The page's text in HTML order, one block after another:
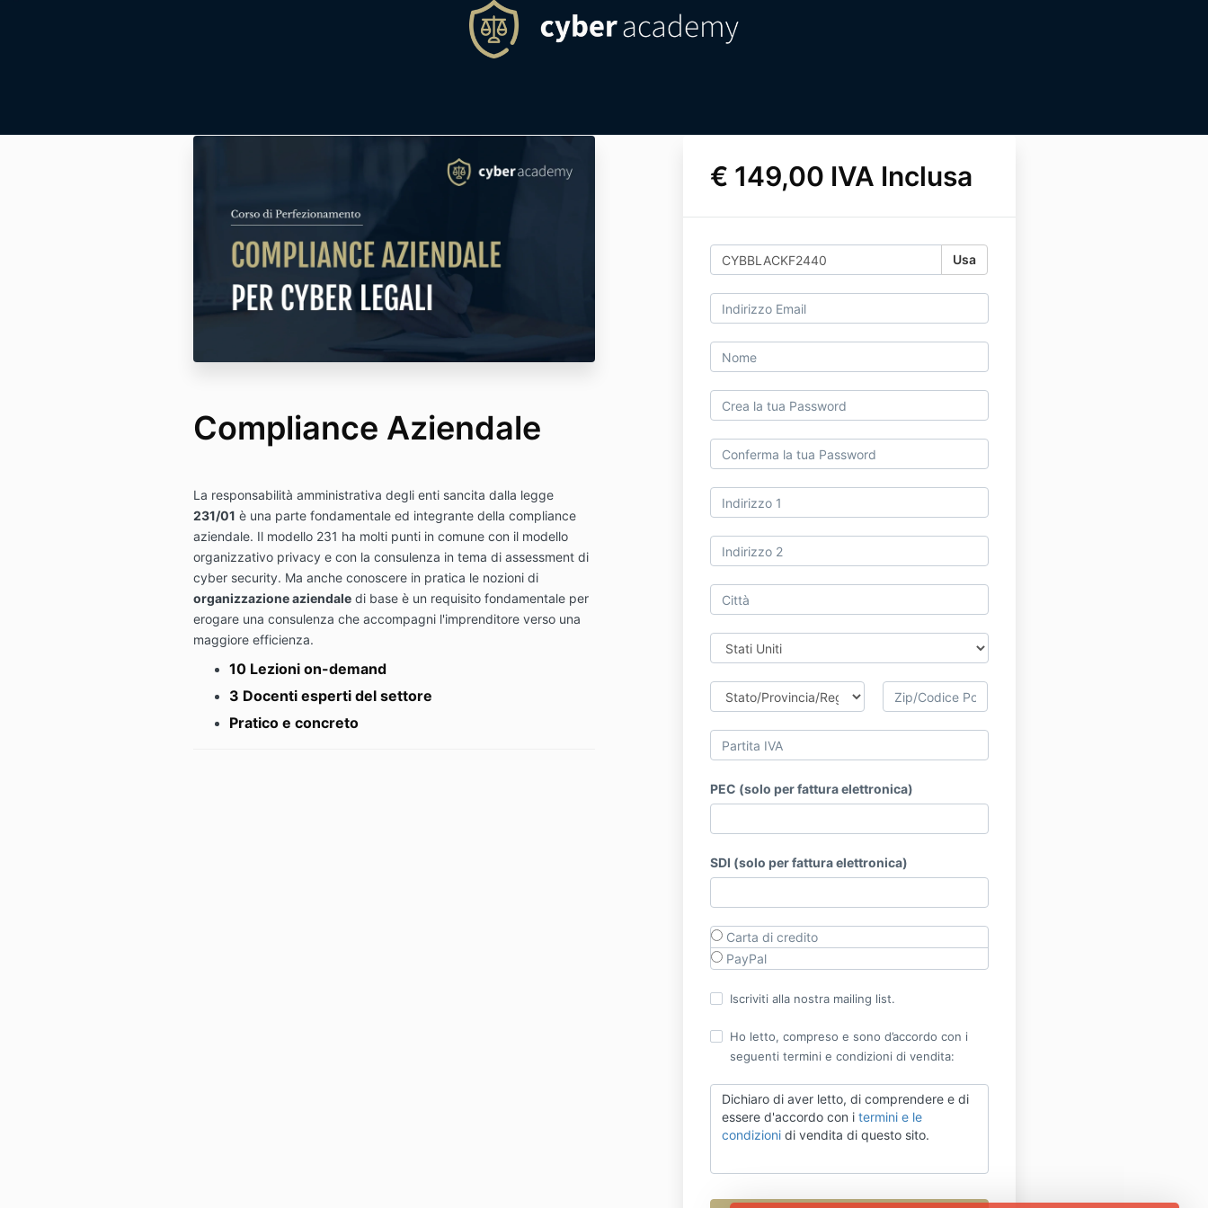
Compliance Aziendale
La responsabilità amministrativa degli enti sancita dalla legge
231/01 è una parte fondamentale ed integrante della compliance
aziendale. Il modello 231 ha molti punti in comune con il modello
organizzativo privacy e con la consulenza in tema di assessment di
cyber security. Ma anche conoscere in pratica le nozioni di
organizzazione aziendaledi base è un requisito fondamentale per
erogare una consulenza che accompagni l'imprenditore verso una
maggiore efficienza.
10 Lezioni on-demand
3 Docenti esperti del settore
Pratico e concreto
€ 149,00 IVA Inclusa
Usa
PEC (solo per fattura elettronica)
SDI (solo per fattura elettronica)
Carta di credito
PayPal
Iscriviti alla nostra mailing list.
Ho letto, compreso e sono d’accordo con i
seguenti termini e condizioni di vendita:
Dichiaro di aver letto, di comprendere e di
essere d'accordo con i termini e le
condizionidi vendita di questo sito.